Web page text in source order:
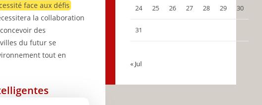
face aux défis
la collaboration
des
du futur se
tout en
24 25 26 27 28 29 30
31
« Jul